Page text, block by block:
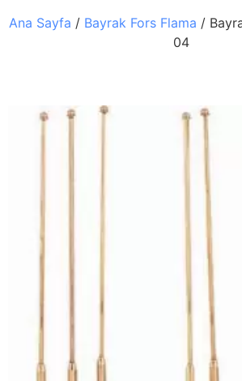
Ana Sayfa / Bayrak Fors Flama /
04